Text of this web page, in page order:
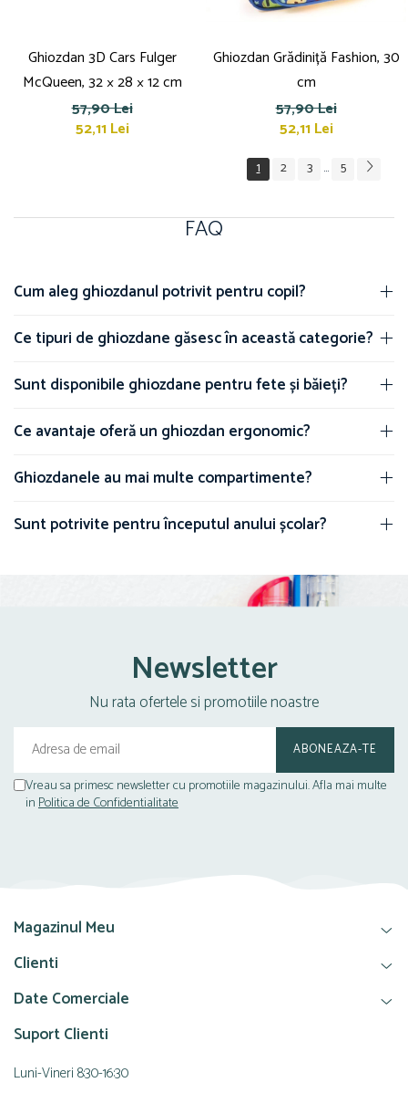
Ghiozdan 3D Cars Fulger
McQueen, 32 × 28 × 12 cm
57,90 Lei
52,11 Lei
Ghiozdan Grădiniță Fashion, 30
cm
57,90 Lei
52,11 Lei
1 2 3 ... 5
FAQ
Cum aleg ghiozdanul potrivit pentru copil?
Ce tipuri de ghiozdane găsesc în această categorie?
Sunt disponibile ghiozdane pentru fete și băieți?
Ce avantaje oferă un ghiozdan ergonomic?
Ghiozdanele au mai multe compartimente?
Sunt potrivite pentru începutul anului școlar?
Newsletter
Nu rata ofertele si promotiile noastre
Vreau sa primesc newsletter cu promotiile magazinului. Afla mai multe
inPolitica de Confidentialitate
Magazinul Meu
Clienti
Date Comerciale
Suport Clienti
Luni-Vineri 8:30-16:30